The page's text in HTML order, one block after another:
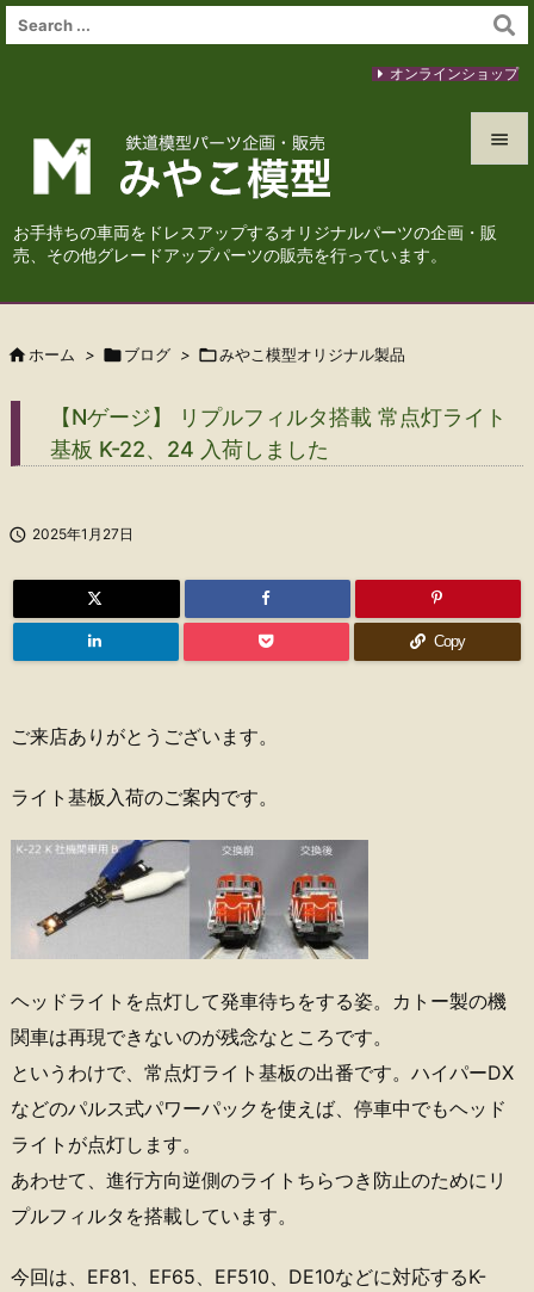
お手持ちの車両をドレスアップするオリジナルパーツの企画・販
売、その他グレードアップパーツの販売を行っています。




オンラインショップ
 ホーム > ブログ > みやこ模型オリジナル製品
【Nゲージ】 リプルフィルタ搭載 常点灯ライト
基板 K-22、24 入荷しました
 2025年1月27日
Copy
ご来店ありがとうございます。
ライト基板入荷のご案内です。
ヘッドライトを点灯して発車待ちをする姿。カトー製の機
関車は再現できないのが残念なところです。
というわけで、常点灯ライト基板の出番です。ハイパーDX
などのパルス式パワーパックを使えば、停車中でもヘッド
ライトが点灯します。
あわせて、進行方向逆側のライトちらつき防止のためにリ
プルフィルタを搭載しています。
今回は、EF81、EF65、EF510、DE10などに対応するK-